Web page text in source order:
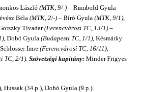
László (MTK, 9/-) – Rumbold Gyula
Béla (MTK, 2/-) – Bíró Gyula (MTK, 9/1),
Tivadar(Ferencvárosi TC, 13/1) –
, Dobó Gyula (Budapesti TC, 1/1), Késmárky
Imre (Ferencvárosi TC, 16/11),
TC, 2/1). Szövetségi kapitány: Minder Frigyes
Hussak (34.p.), Dobó Gyula (9.p.).